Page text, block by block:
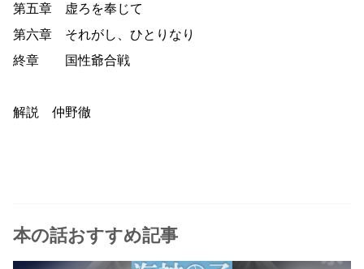
第五章 虚ろを奉じて
第六章 それがし、ひとりなり
終章 国性爺合戦
解説 仲野徹
本の話おすすめ記事